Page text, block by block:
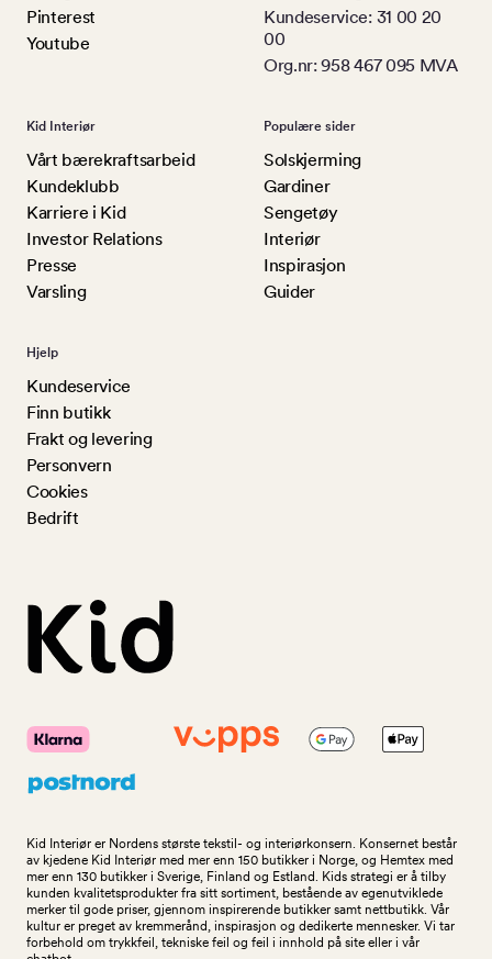
Pinterest
Youtube
Kundeservice: 31 00 20
00
Org.nr: 958 467 095 MVA
Kid Interiør
Vårt bærekraftsarbeid
Kundeklubb
Karriere i Kid
Investor Relations
Presse
Varsling
Populære sider
Solskjerming
Gardiner
Sengetøy
Interiør
Inspirasjon
Guider
Hjelp
Kundeservice
Finn butikk
Frakt og levering
Personvern
Cookies
Bedrift
Kid Interiør er Nordens største tekstil- og interiørkonsern. Konsernet består
av kjedene Kid Interiør med mer enn 150 butikker i Norge, og Hemtex med
mer enn 130 butikker i Sverige, Finland og Estland. Kids strategi er å tilby
kunden kvalitetsprodukter fra sitt sortiment, bestående av egenutviklede
merker til gode priser, gjennom inspirerende butikker samt nettbutikk. Vår
kultur er preget av kremmerånd, inspirasjon og dedikerte mennesker. Vi tar
forbehold om trykkfeil, tekniske feil og feil i innhold på site eller i vår